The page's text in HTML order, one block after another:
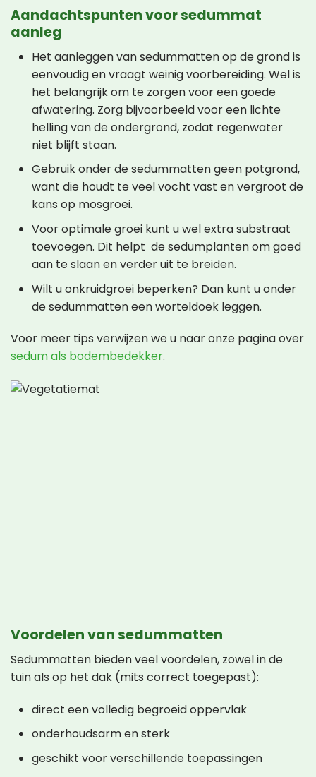
Aandachtspunten voor sedummat
aanleg
Het aanleggen van sedummatten op de grond is
eenvoudig en vraagt weinig voorbereiding. Wel is
het belangrijk om te zorgen voor een goede
afwatering. Zorg bijvoorbeeld voor een lichte
helling van de ondergrond, zodat regenwater
niet blijft staan.
Gebruik onder de sedummatten geen potgrond,
want die houdt te veel vocht vast en vergroot de
kans op mosgroei.
Voor optimale groei kunt u wel extra substraat
toevoegen. Dit helpt de sedumplanten om goed
aan te slaan en verder uit te breiden.
Wilt u onkruidgroei beperken? Dan kunt u onder
de sedummatten een worteldoek leggen.
Voor meer tips verwijzen we u naar onze pagina over
sedum als bodembedekker.
Voordelen van sedummatten
Sedummatten bieden veel voordelen, zowel in de
tuin als op het dak (mits correct toegepast):
direct een volledig begroeid oppervlak
onderhoudsarm en sterk
geschikt voor verschillende toepassingen